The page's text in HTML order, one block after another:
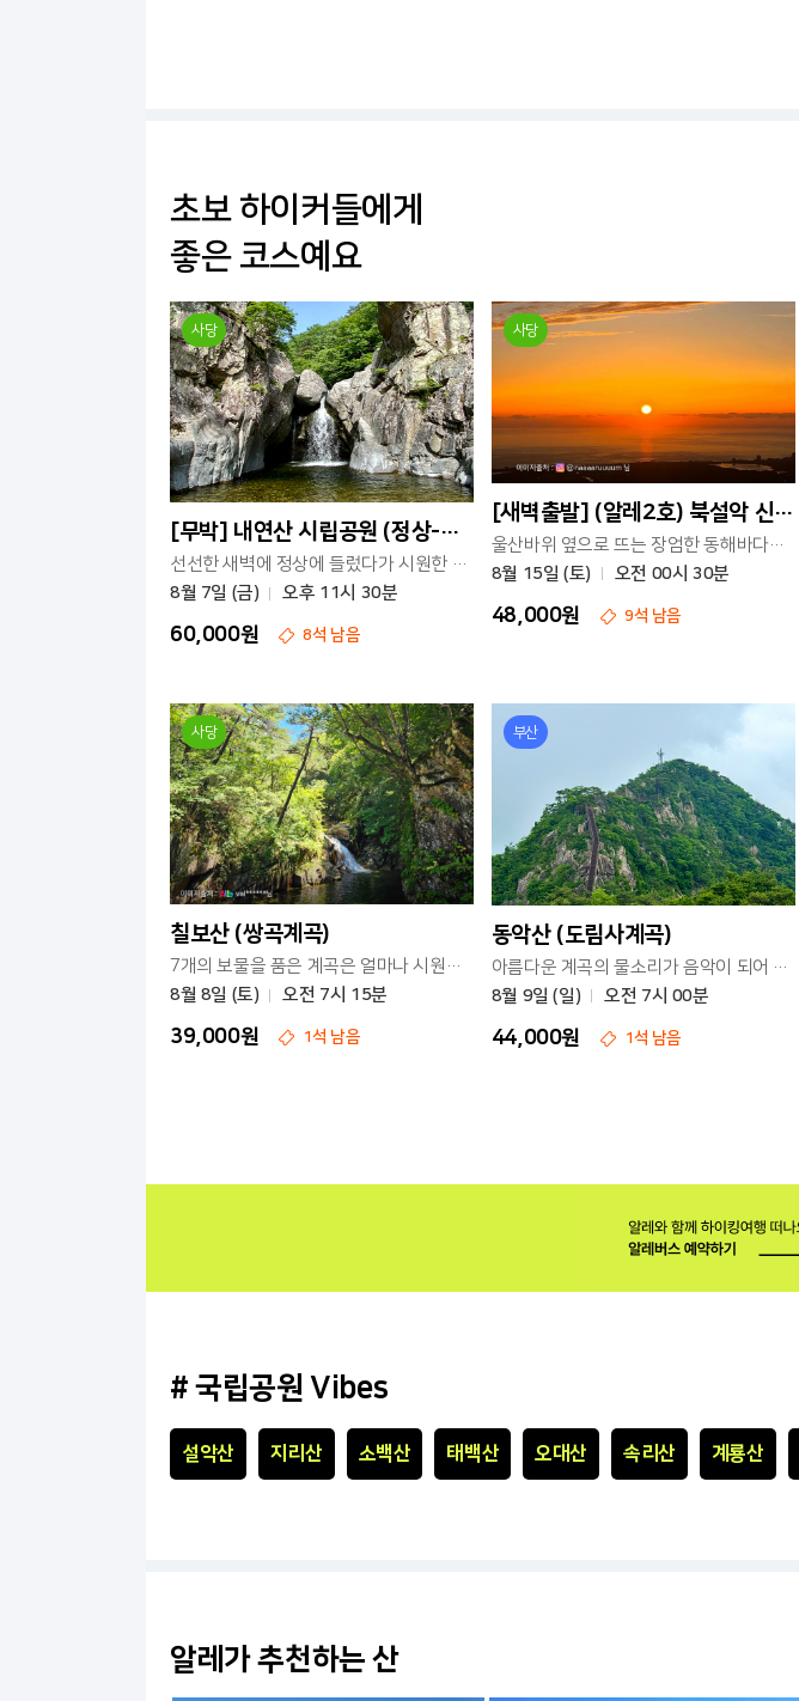
초보 하이커들에게
좋은 코스예요
사당
[무박] 내연산 시립공원 (정상-12폭포)
선선한 새벽에 정상에 들렀다가 시원한 계곡 길로 하산하는 코스예요.
8월 7일 (금)
오후 11시 30분
60,000원 8석 남음
사당
[새벽출발] (알레2호) 북설악 신선대 일출 + 백담사 트레킹
울산바위 옆으로 뜨는 장엄한 동해바다의 일출을 즐겨보세요
8월 15일 (토)
오전 00시 30분
48,000원 9석 남음
사당
칠보산 (쌍곡계곡)
7개의 보물을 품은 계곡은 얼마나 시원할까요?
8월 8일 (토)
오전 7시 15분
39,000원 1석 남음
부산
동악산 (도림사계곡)
아름다운 계곡의 물소리가 음악이 되어 흐르는 산
8월 9일 (일)
오전 7시 00분
44,000원 1석 남음
# 국립공원 Vibes
설악산 지리산 소백산 태백산 오대산 속리산 계룡산
알레가 추천하는 산